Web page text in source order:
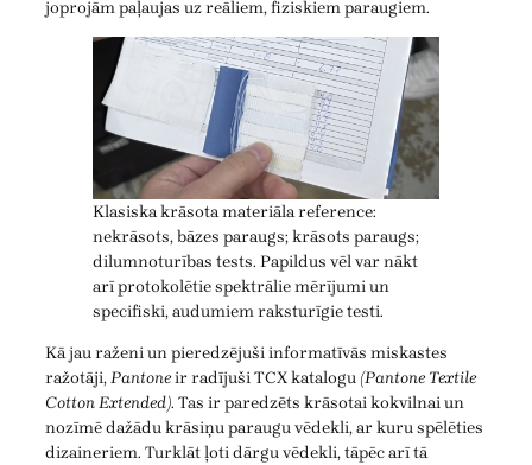
joprojām paļaujas uz reāliem, fiziskiem paraugiem.
Klasiska krāsota materiāla reference:
nekrāsots, bāzes paraugs; krāsots paraugs;
dilumnoturības tests. Papildus vēl var nākt
arī protokolētie spektrālie mērījumi un
specifiski, audumiem raksturīgie testi.
Kā jau raženi un pieredzējuši informatīvās miskastes
ražotāji,Pantoneir radījuši TCX katalogu (Pantone Textile
Cotton Extended). Tas ir paredzēts krāsotai kokvilnai un
nozīmē dažādu krāsiņu paraugu vēdekli, ar kuru spēlēties
dizaineriem. Turklāt ļoti dārgu vēdekli, tāpēc arī tā